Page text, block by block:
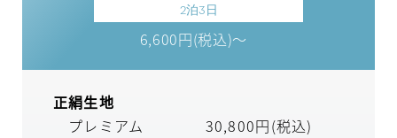
2泊3日
6,600円(税込)～
正絹生地
プレミアム 30,800円(税込)